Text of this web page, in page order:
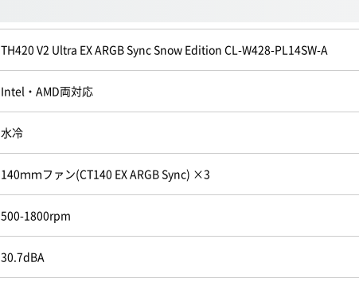
TH420 V2 Ultra EX ARGB Sync Snow Edition CL-W428-PL14SW-A
Intel・AMD両対応
水冷
140ｍｍファン(CT140 EX ARGB Sync) ×3
500-1800rpm
30.7dBA